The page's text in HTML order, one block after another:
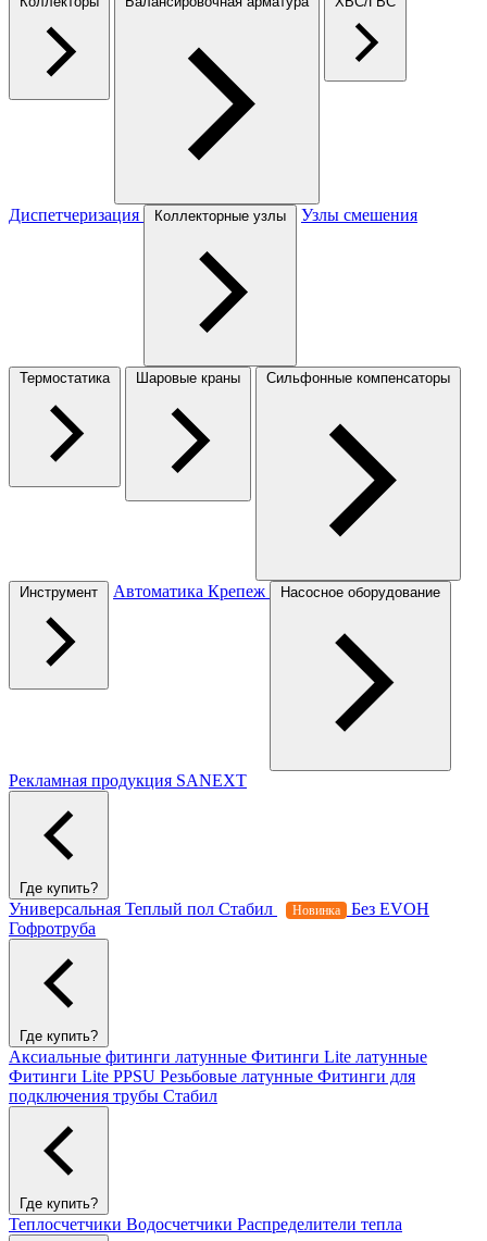
Диспетчеризация Коллекторные узлы Узлы смешения
Термостатика Шаровые краны Сильфонные компенсаторы
Инструмент Автоматика Крепеж Насосное оборудование
Рекламная продукция SANEXT
Где купить?
Универсальная Теплый пол Стабил Новинка
Без EVOH
Гофротруба
Где купить?
Аксиальные фитинги латунные Фитинги Lite латунные
Фитинги Lite PPSU Резьбовые латунные Фитинги для
подключения трубы Стабил
Где купить?
Теплосчетчики Водосчетчики Распределители тепла